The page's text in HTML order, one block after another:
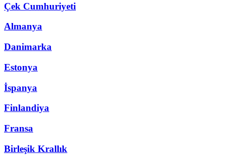
Çek Cumhuriyeti
Almanya
Danimarka
Estonya
İspanya
Finlandiya
Fransa
Birleşik Krallık